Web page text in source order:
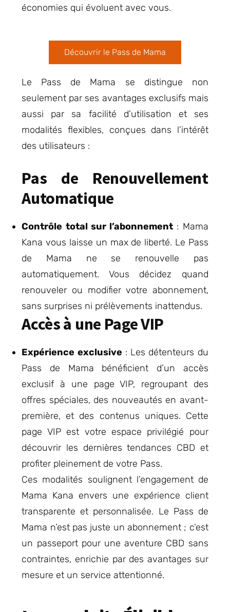
économies qui évoluent avec vous.
Découvrir le Pass de Mama
Le Pass de Mama se distingue non
seulement par ses avantages exclusifs mais
aussi par sa facilité d’utilisation et ses
modalités flexibles, conçues dans l’intérêt
des utilisateurs :
Pas de Renouvellement
Automatique
Contrôle total sur l’abonnement : Mama
Kana vous laisse un max de liberté. Le Pass
de Mama ne se renouvelle pas
automatiquement. Vous décidez quand
renouveler ou modifier votre abonnement,
sans surprises ni prélèvements inattendus.
Accès à une Page VIP
Expérience exclusive : Les détenteurs du
Pass de Mama bénéficient d’un accès
exclusif à une page VIP, regroupant des
offres spéciales, des nouveautés en avant-
première, et des contenus uniques. Cette
page VIP est votre espace privilégié pour
découvrir les dernières tendances CBD et
profiter pleinement de votre Pass.
Ces modalités soulignent l’engagement de
Mama Kana envers une expérience client
transparente et personnalisée. Le Pass de
Mama n’est pas juste un abonnement ; c’est
un passeport pour une aventure CBD sans
contraintes, enrichie par des avantages sur
mesure et un service attentionné.